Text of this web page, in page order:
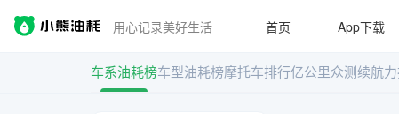
用心记录美好生活 首页 App下载
车系油耗榜车型油耗榜摩托车排行亿公里众测续航